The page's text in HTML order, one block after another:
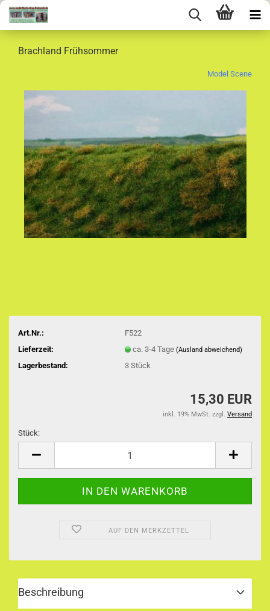
Brachland Frühsommer
Model Scene
Art.Nr.:
F522
Lieferzeit:
ca. 3-4 Tage (Ausland abweichend)
Lagerbestand: 3 Stück
15,30 EUR
inkl. 19% MwSt. zzgl. Versand
Stück:
AUF DEN MERKZETTEL
Beschreibung